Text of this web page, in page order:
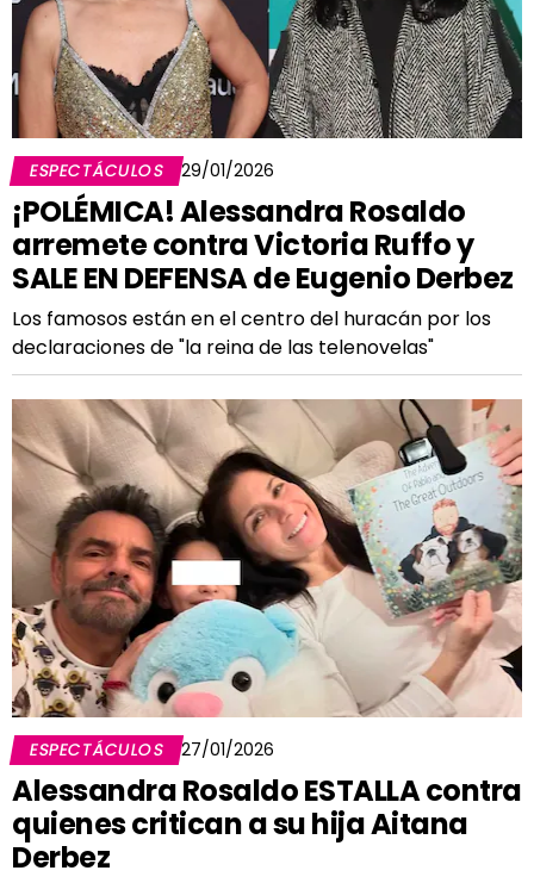
ESPECTÁCULOS 29/01/2026
¡POLÉMICA! Alessandra Rosaldo
arremete contra Victoria Ruffo y
SALE EN DEFENSA de Eugenio Derbez
Los famosos están en el centro del huracán por los
declaraciones de "la reina de las telenovelas"
ESPECTÁCULOS 27/01/2026
Alessandra Rosaldo ESTALLA contra
quienes critican a su hija Aitana
Derbez